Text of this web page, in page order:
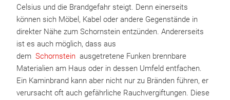
Celsius und die Brandgefahr steigt. Denn einerseits
können sich Möbel, Kabel oder andere Gegenstände in
direkter Nähe zum Schornstein entzünden. Andererseits
ist es auch möglich, dass aus
dem Schornstein ausgetretene Funken brennbare
Materialien am Haus oder in dessen Umfeld entfachen.
Ein Kaminbrand kann aber nicht nur zu Bränden führen, er
verursacht oft auch gefährliche Rauchvergiftungen. Diese